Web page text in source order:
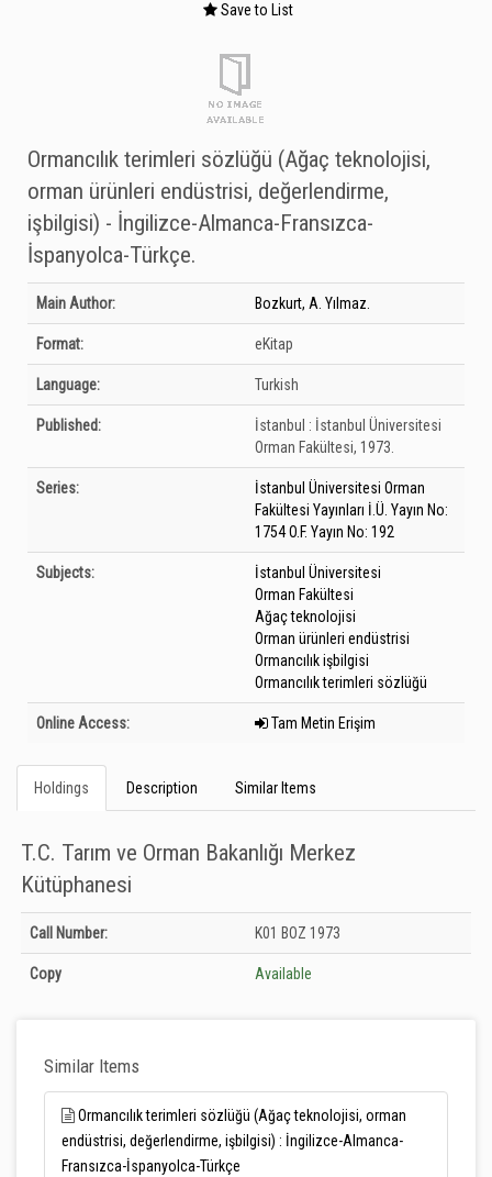
Save to List
Ormancılık terimleri sözlüğü (Ağaç teknolojisi,
orman ürünleri endüstrisi, değerlendirme,
işbilgisi) - İngilizce-Almanca-Fransızca-
İspanyolca-Türkçe.
Bibliographic Details
Main Author: Bozkurt, A. Yılmaz.
Format: eKitap
Language: Turkish
Published: İstanbul : İstanbul Üniversitesi
Orman Fakültesi, 1973.
Series:
İstanbul Üniversitesi Orman
Fakültesi Yayınları İ.Ü. Yayın No:
1754 O.F. Yayın No: 192
Subjects:
İstanbul Üniversitesi
Orman Fakültesi
Ağaç teknolojisi
Orman ürünleri endüstrisi
Ormancılık işbilgisi
Ormancılık terimleri sözlüğü
Online Access: Tam Metin Erişim
Holdings Description Similar Items
T.C. Tarım ve Orman Bakanlığı Merkez
Kütüphanesi
Holdings details from T.C. Tarım ve Orman Bakanlığı Merkez Kütüphanesi:
Unknown
Call Number: K01 BOZ 1973
Copy Available
Similar Items
Ormancılık terimleri sözlüğü (Ağaç teknolojisi, orman
endüstrisi, değerlendirme, işbilgisi) : İngilizce-Almanca-
Fransızca-İspanyolca-Türkçe